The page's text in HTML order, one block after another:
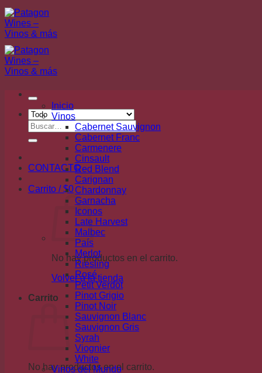
Saltar
al
contenido
Buscar
por:
CONTACTO
Carrito /$0
No hay productos en el carrito.
Volver a la tienda
Carrito
No hay productos en el carrito.
Inicio
Vinos
Cabernet Sauvignon
Cabernet Franc
Carmenere
Cinsault
Red Blend
Carignan
Chardonnay
Garnacha
Iconos
Late Harvest
Malbec
País
Merlot
Riesling
Rosé
Petit Verdot
Pinot Grigio
Pinot Noir
Sauvignon Blanc
Sauvignon Gris
Syrah
Viognier
White
Vinos del Mundo